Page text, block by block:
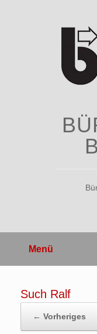
Menü
Such Ralf
← Vorheriges